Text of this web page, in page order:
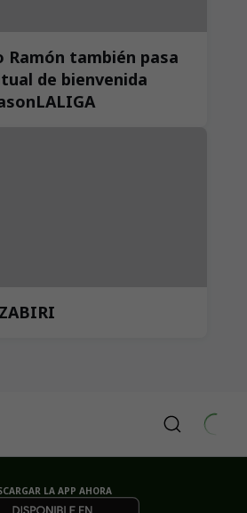
Ramón también pasa
de bienvenida
LA APP AHORA